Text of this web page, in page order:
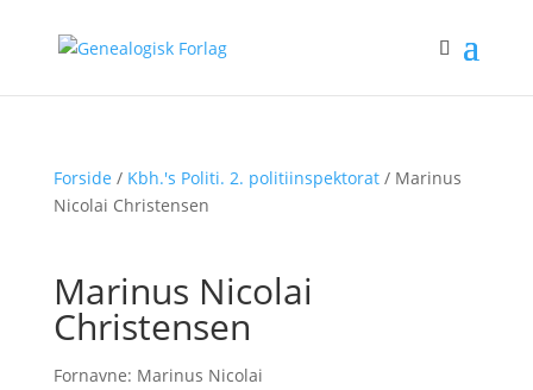
Forside / Kbh.'s Politi. 2. politiinspektorat/ Marinus
Nicolai Christensen
Marinus Nicolai
Christensen
Fornavne: Marinus Nicolai